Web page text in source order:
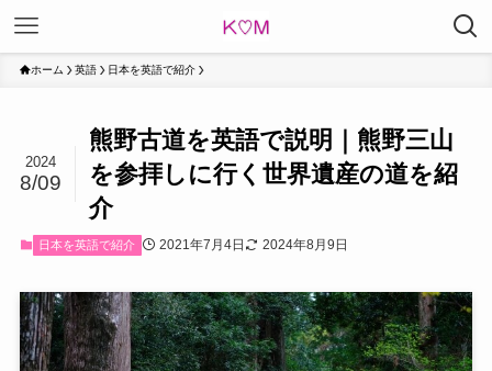
ホーム 英語 日本を英語で紹介
熊野古道を英語で説明｜熊野三山
を参拝しに行く世界遺産の道を紹
介
2024
8/09
日本を英語で紹介 2021年7月4日 2024年8月9日